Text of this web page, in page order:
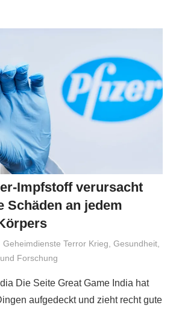
Impfstoff verursacht
Schäden an jedem
Niki Vogt
Geheimdienste Terror Krieg ,Gesundheit
Forschung
Die Seite Great Game India hat
aufgedeckt und zieht recht gute